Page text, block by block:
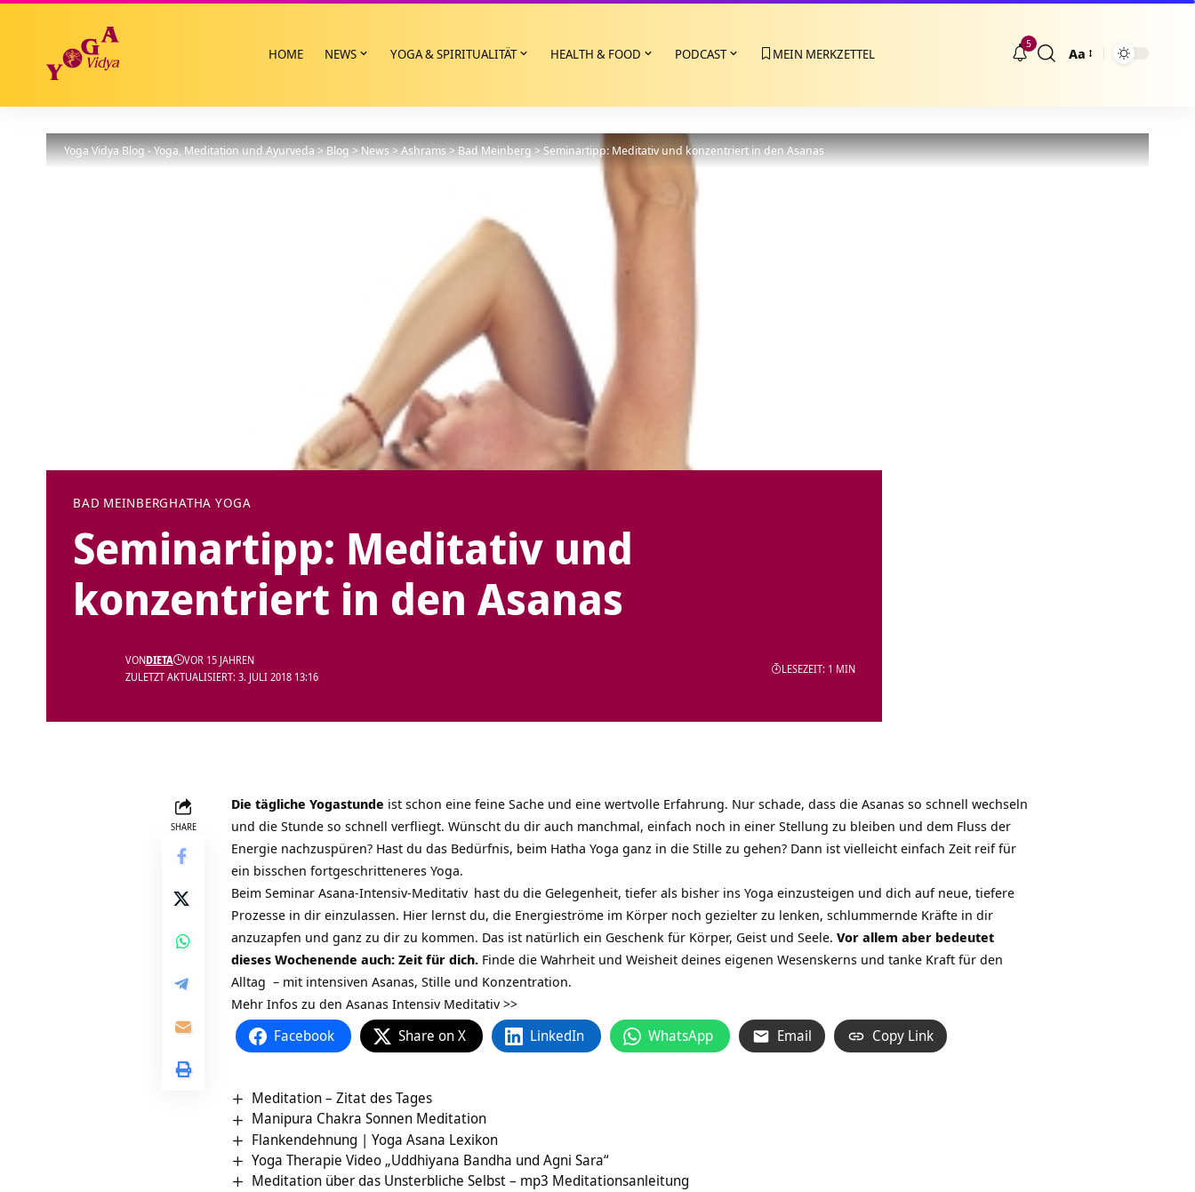
HOME NEWS YOGA & SPIRITUALITÄT HEALTH & FOOD PODCAST MEIN MERKZETTEL
5
Größenänderung
Aa
Yoga Vidya Blog - Yoga, Meditation und Ayurveda>Blog>News>Ashrams>Bad Meinberg>Seminartipp: Meditativ und konzentriert in den Asanas
BAD MEINBERGHATHA YOGA
Seminartipp: Meditativ und
konzentriert in den Asanas
ZULETZT AKTUALISIERT: 3. JULI 2018 13:16
VONDIETA VOR 15 JAHREN
LESEZEIT: 1 MIN
SHARE
Die tägliche Yogastunde ist schon eine feine Sache und eine wertvolle Erfahrung. Nur schade, dass die Asanas so schnell wechseln
und die Stunde so schnell verfliegt. Wünscht du dir auch manchmal, einfach noch in einer Stellung zu bleiben und dem Fluss der
Energie nachzuspüren? Hast du das Bedürfnis, beim Hatha Yoga ganz in die Stille zu gehen? Dann ist vielleicht einfach Zeit reif für
ein bisschen fortgeschritteneres Yoga.
Beim Seminar Asana-Intensiv-Meditativ hast du die Gelegenheit, tiefer als bisher ins Yoga einzusteigen und dich auf neue, tiefere
Prozesse in dir einzulassen. Hier lernst du, die Energieströme im Körper noch gezielter zu lenken, schlummernde Kräfte in dir
anzuzapfen und ganz zu dir zu kommen. Das ist natürlich ein Geschenk für Körper, Geist und Seele. Vor allem aber bedeutet
dieses Wochenende auch: Zeit für dich. Finde die Wahrheit und Weisheit deines eigenen Wesenskerns und tanke Kraft für den
Alltag – mit intensiven Asanas, Stille und Konzentration.
Mehr Infos zu den Asanas Intensiv Meditativ >>
Facebook Share on X LinkedIn WhatsApp Email Copy Link
Meditation – Zitat des Tages
Manipura Chakra Sonnen Meditation
Flankendehnung | Yoga Asana Lexikon
Yoga Therapie Video „Uddhiyana Bandha und Agni Sara“
Meditation über das Unsterbliche Selbst – mp3 Meditationsanleitung